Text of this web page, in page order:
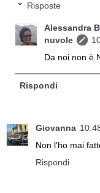
Risposte
Alessandra
nuvole
Da noi non è
Rispondi
Giovanna
Non l'ho mai
Rispondi